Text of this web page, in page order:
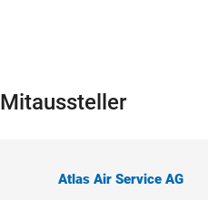
Mitaussteller
Atlas Air Service AG